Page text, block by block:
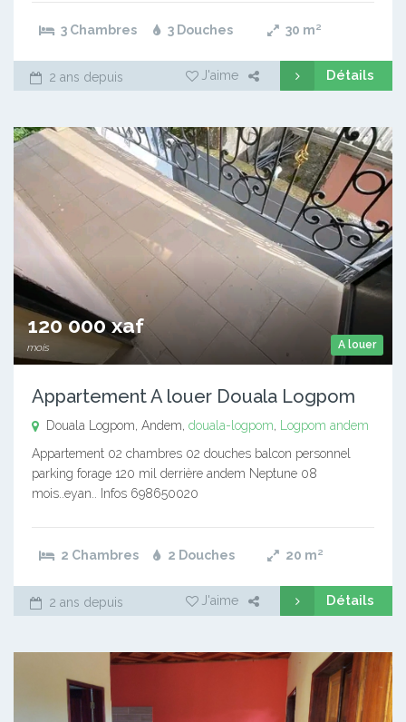
3 Chambres 3 Douches 30 m²
2 ans depuis J'aime Détails
A louer
120 000 xaf
mois
Appartement A louer Douala Logpom
Douala Logpom, Andem, douala-logpom Logpom andem
Appartement 02 chambres 02 douches balcon personnel
parking forage 120 mil derrière andem Neptune 08
mois..eyan.. Infos 698650020
2 Chambres 2 Douches 20 m²
2 ans depuis J'aime Détails